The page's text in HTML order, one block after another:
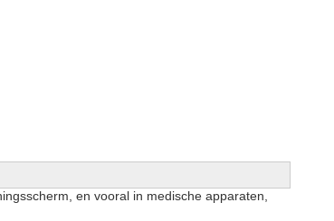
en vooral in medische apparaten,